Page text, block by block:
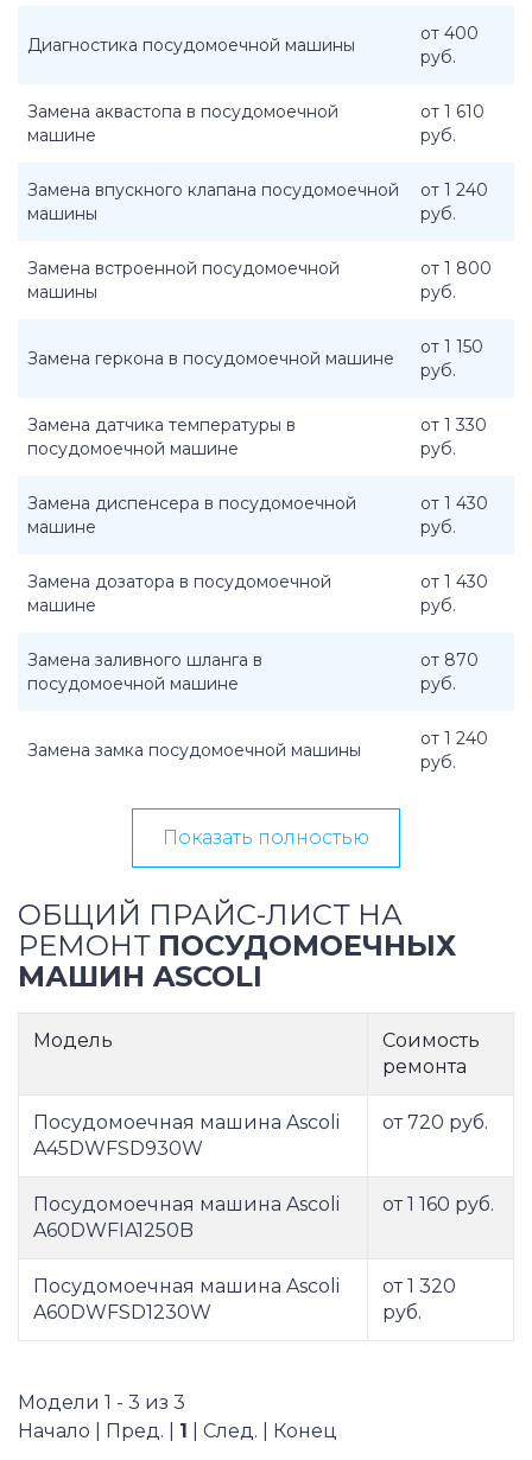
Диагностика посудомоечной машины
от 400
руб.
Замена аквастопа в посудомоечной
машине
от 1 610
руб.
Замена впускного клапана посудомоечной
машины
от 1 240
руб.
Замена встроенной посудомоечной
машины
от 1 800
руб.
Замена геркона в посудомоечной машине
от 1 150
руб.
Замена датчика температуры в
посудомоечной машине
от 1 330
руб.
Замена диспенсера в посудомоечной
машине
от 1 430
руб.
Замена дозатора в посудомоечной
машине
от 1 430
руб.
Замена заливного шланга в
посудомоечной машине
от 870
руб.
Замена замка посудомоечной машины
от 1 240
руб.
Показать полностью
ОБЩИЙ ПРАЙС-ЛИСТ НА
РЕМОНТ ПОСУДОМОЕЧНЫХ
МАШИН ASCOLI
Модель
Соимость
ремонта
Посудомоечная машина Ascoli
A45DWFSD930W
от 720 руб.
Посудомоечная машина Ascoli
A60DWFIA1250B
от 1 160 руб.
Посудомоечная машина Ascoli
A60DWFSD1230W
от 1 320
руб.
Модели 1 - 3 из 3
Начало | Пред. | 1 | След. | Конец